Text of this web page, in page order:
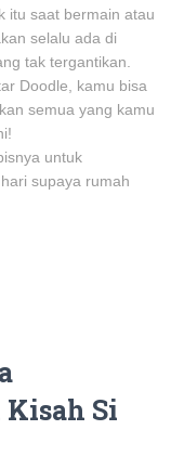
itu saat bermain atau
selalu ada di
tak tergantikan.
Doodle, kamu bisa
semua yang kamu
untuk
supaya rumah
Si